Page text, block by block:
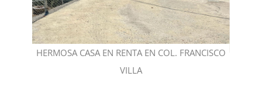
HERMOSA CASA EN RENTA EN COL. FRANCISCO
VILLA